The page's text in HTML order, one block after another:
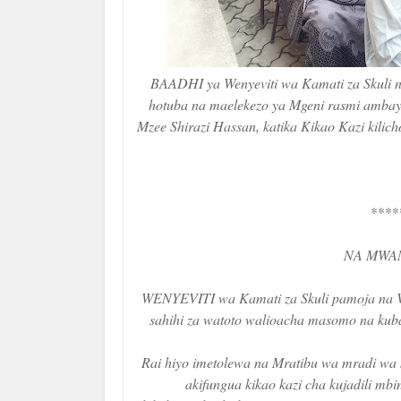
BAADHI ya Wenyeviti wa Kamati za Skuli
hotuba na maelekezo ya Mgeni rasmi
Mzee Shirazi Hassan, katika Kikao Kazi
NA
WENYEVITI wa Kamati za Skuli pamoja
sahihi za watoto walioacha masomo na
Rai hiyo imetolewa na Mratibu wa mradi
akifungua kikao kazi cha kujadili